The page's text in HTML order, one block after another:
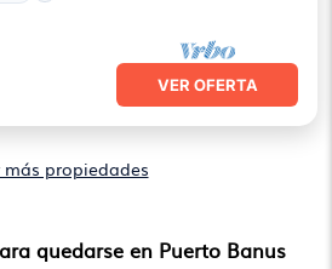
VER OFERTA
más propiedades
quedarse en Puerto Banus